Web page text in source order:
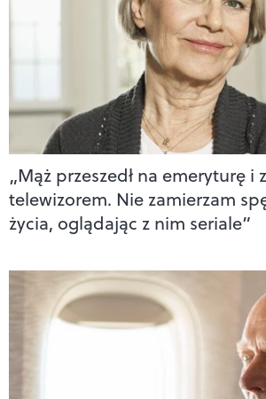
„Mąż przeszedł na emeryturę i
telewizorem. Nie zamierzam
życia, oglądając z nim seriale”